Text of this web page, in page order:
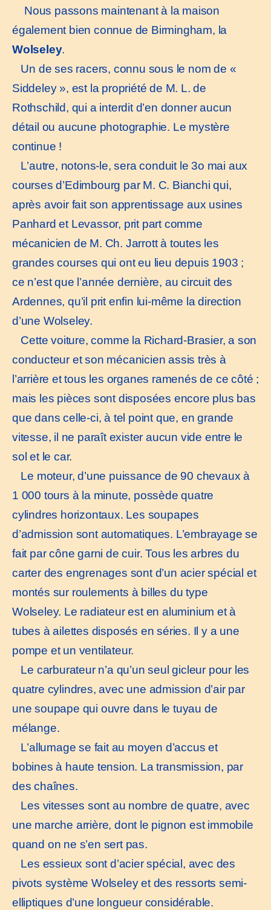
Nous passons maintenant à la maison
également bien connue de Birmingham, la
Wolseley.
Un de ses racers, connu sous le nom de «
Siddeley », est la propriété de M. L. de
Rothschild, qui a interdit d’en donner aucun
détail ou aucune photographie. Le mystère
continue !
L’autre, notons-le, sera conduit le 3o mai aux
courses d’Edimbourg par M. C. Bianchi qui,
après avoir fait son apprentissage aux usines
Panhard et Levassor, prit part comme
mécanicien de M. Ch. Jarrott à toutes les
grandes courses qui ont eu lieu depuis 1903 ;
ce n’est que l’année dernière, au circuit des
Ardennes, qu’il prit enfin lui-même la direction
d’une Wolseley.
Cette voiture, comme la Richard-Brasier, a son
conducteur et son mécanicien assis très à
l’arrière et tous les organes ramenés de ce côté ;
mais les pièces sont disposées encore plus bas
que dans celle-ci, à tel point que, en grande
vitesse, il ne paraît exister aucun vide entre le
sol et le car.
Le moteur, d’une puissance de 90 chevaux à
1 000 tours à la minute, possède quatre
cylindres horizontaux. Les soupapes
d’admission sont automatiques. L’embrayage se
fait par cône garni de cuir. Tous les arbres du
carter des engrenages sont d’un acier spécial et
montés sur roulements à billes du type
Wolseley. Le radiateur est en aluminium et à
tubes à ailettes disposés en séries. Il y a une
pompe et un ventilateur.
Le carburateur n’a qu’un seul gicleur pour les
quatre cylindres, avec une admission d’air par
une soupape qui ouvre dans le tuyau de
mélange.
L’allumage se fait au moyen d’accus et
bobines à haute tension. La transmission, par
des chaînes.
Les vitesses sont au nombre de quatre, avec
une marche arrière, dont le pignon est immobile
quand on ne s’en sert pas.
Les essieux sont d’acier spécial, avec des
pivots système Wolseley et des ressorts semi-
elliptiques d’une longueur considérable.